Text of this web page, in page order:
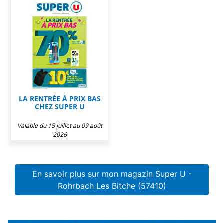
LA RENTRÉE À PRIX BAS
CHEZ SUPER U
Valable du 15 juillet au 09 août
2026
En savoir plus sur mon magazin Super U -
Rohrbach Les Bitche (57410)